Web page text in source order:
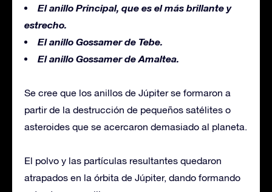
El anillo Principal, que es el más brillante y
estrecho.
El anillo Gossamer de Tebe.
El anillo Gossamer de Amaltea.
Se cree que los anillos de Júpiter se formaron a
partir de la destrucción de pequeños satélites o
asteroides que se acercaron demasiado al planeta.
El polvo y las partículas resultantes quedaron
atrapados en la órbita de Júpiter, dando formando